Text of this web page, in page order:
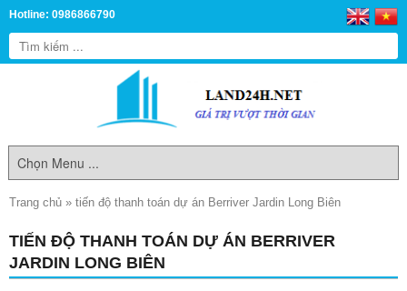
Hotline: 0986866790
Trang chủ » tiến độ thanh toán dự án Berriver Jardin Long Biên
TIẾN ĐỘ THANH TOÁN DỰ ÁN BERRIVER
JARDIN LONG BIÊN